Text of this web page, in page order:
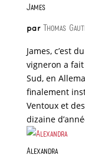
James
par Thomas
James, c’est
vigneron a
Sud, en
finalement
Ventoux et
dizaine
Alexandra